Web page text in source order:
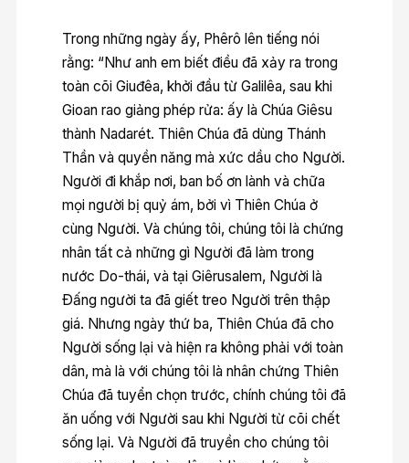
Trong những ngày ấy, Phêrô lên tiếng nói
rằng: “Như anh em biết điều đã xảy ra trong
toàn cõi Giuđêa, khởi đầu từ Galilêa, sau khi
Gioan rao giảng phép rửa: ấy là Chúa Giêsu
thành Nadarét. Thiên Chúa đã dùng Thánh
Thần và quyền năng mà xức dầu cho Người.
Người đi khắp nơi, ban bố ơn lành và chữa
mọi người bị quỷ ám, bởi vì Thiên Chúa ở
cùng Người. Và chúng tôi, chúng tôi là chứng
nhân tất cả những gì Người đã làm trong
nước Do-thái, và tại Giêrusalem, Người là
Ðấng người ta đã giết treo Người trên thập
giá. Nhưng ngày thứ ba, Thiên Chúa đã cho
Người sống lại và hiện ra không phải với toàn
dân, mà là với chúng tôi là nhân chứng Thiên
Chúa đã tuyển chọn trước, chính chúng tôi đã
ăn uống với Người sau khi Người từ cõi chết
sống lại. Và Người đã truyền cho chúng tôi